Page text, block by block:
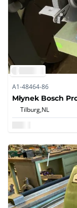
A1-48464-86
Młynek Bosch
Tilburg,NL